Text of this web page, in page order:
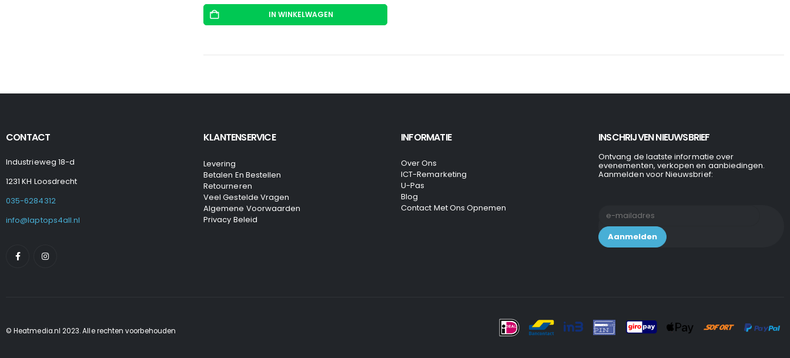
IN WINKELWAGEN
CONTACT
Industrieweg 18-d
1231 KH Loosdrecht
035-6284312
info@laptops4all.nl
KLANTENSERVICE
Levering
Betalen En Bestellen
Retourneren
Veel Gestelde Vragen
Algemene Voorwaarden
Privacy Beleid
INFORMATIE
Over Ons
ICT-Remarketing
U-Pas
Blog
Contact Met Ons Opnemen
INSCHRIJVEN NIEUWSBRIEF
Ontvang de laatste informatie over
evenementen, verkopen en aanbiedingen.
Aanmelden voor Nieuwsbrief:
© Heatmedia.nl 2023. Alle rechten voorbehouden